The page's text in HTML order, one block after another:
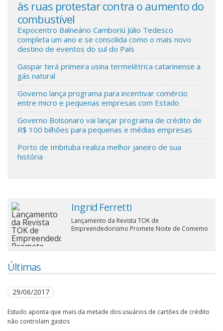
Cinema
Agenda Cultural
Anuncie
Fale Conosco
às ruas protestar contra o aumento do
combustível
Expocentro Balneário Camboriú Júlio Tedesco
completa um ano e se consolida como o mais novo
destino de eventos do sul do País
Gaspar terá primeira usina termelétrica catarinense a
gás natural
Governo lança programa para incentivar comércio
entre micro e pequenas empresas com Estado
Governo Bolsonaro vai lançar programa de crédito de
R$ 100 bilhões para pequenas e médias empresas
Porto de Imbituba realiza melhor janeiro de sua
história
Ingrid Ferretti
Lançamento da Revista TOK de
Empreendedorismo Promete Noite de Comemo
Últimas
29/06/2017
Estudo aponta que mais da metade dos usuários de cartões de crédito
não controlam gastos